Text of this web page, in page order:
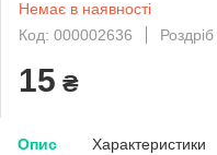
Немає в наявності
Код: 000002636
Роздріб
15 ₴
Опис Характеристики